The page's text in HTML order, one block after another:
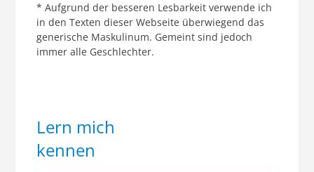
* Aufgrund der besseren Lesbarkeit verwende ich
in den Texten dieser Webseite überwiegend das
generische Maskulinum. Gemeint sind jedoch
immer alle Geschlechter.
Lern mich
kennen